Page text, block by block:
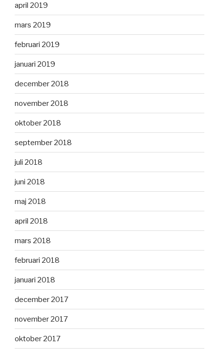
april 2019
mars 2019
februari 2019
januari 2019
december 2018
november 2018
oktober 2018
september 2018
juli 2018
juni 2018
maj 2018
april 2018
mars 2018
februari 2018
januari 2018
december 2017
november 2017
oktober 2017